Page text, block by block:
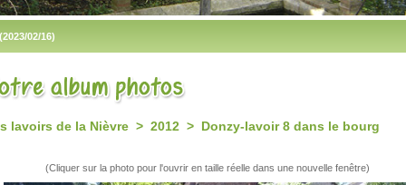
(2023/02/16)
lavoirs de la Nièvre > 2012 > Donzy-lavoir 8 dans le bourg
(Cliquer sur la photo pour l'ouvrir en taille réelle dans une nouvelle fenêtre)